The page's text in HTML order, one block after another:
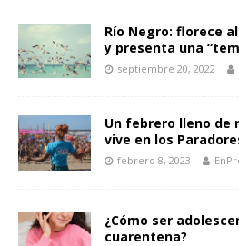
Río Negro: florece
y presenta una
septiembre 20, 2022
Un febrero lleno de
vive en los
febrero 8, 2023
¿Cómo ser
cuarentena?